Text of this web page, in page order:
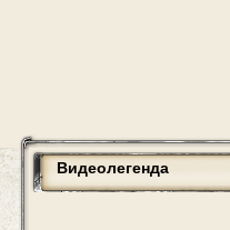
Видеолегенда